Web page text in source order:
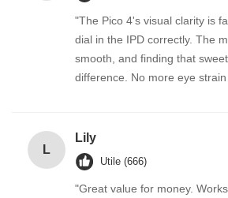
"The Pico 4's visual clarity is
dial in the IPD correctly. The
smooth, and finding that
difference. No more eye
fantastic once you dial in the
manual adjustment is smooth,
sweet spot makes all the
strain during long sessions.
L
Lily
Utile (666)
"Great value for money.